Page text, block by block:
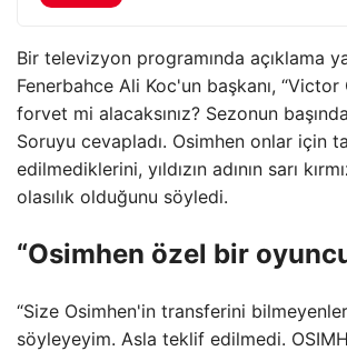
Bir televizyon programında açıklama
Fenerbahce Ali Koc'un başkanı,
forvet mi alacaksınız? Sezonun
Soruyu cevapladı. Osimhen onlar için
edilmediklerini, yıldızın adının sarı
olasılık olduğunu söyledi.
“Osimhen özel bir
“Size Osimhen'in transferini
söyleyeyim. Asla teklif edilmedi.